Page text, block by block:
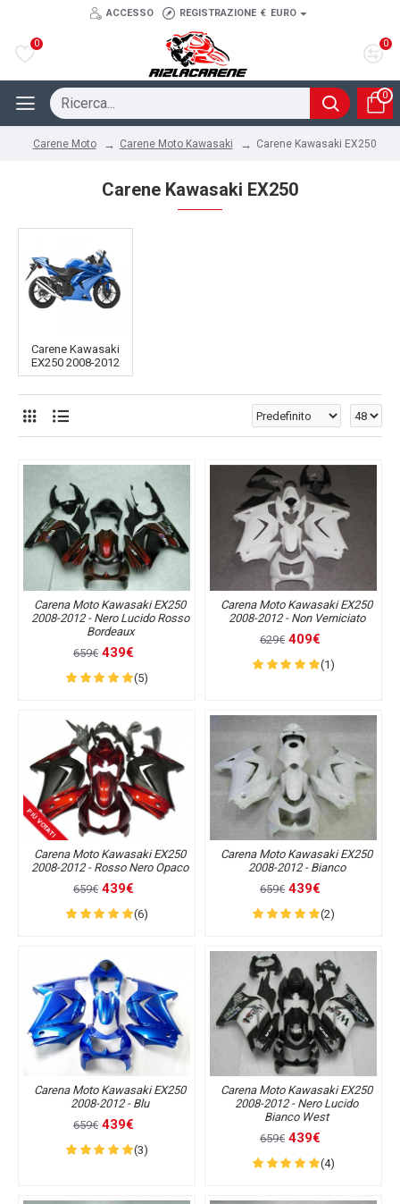
ACCESSO REGISTRAZIONE € EURO
0 0
0
Carene Moto Carene Moto Kawasaki Carene Kawasaki EX250
Carene Kawasaki EX250
Carene Kawasaki
EX250 2008-2012
Carena Moto Kawasaki EX250
2008-2012 - Nero Lucido Rosso
Bordeaux
659€ 439€
(5)
Carena Moto Kawasaki EX250
2008-2012 - Non Verniciato
629€ 409€
(1)
PIÙ VOTATI
Carena Moto Kawasaki EX250
2008-2012 - Rosso Nero Opaco
659€ 439€
(6)
Carena Moto Kawasaki EX250
2008-2012 - Bianco
659€ 439€
(2)
Carena Moto Kawasaki EX250
2008-2012 - Blu
659€ 439€
(3)
Carena Moto Kawasaki EX250
2008-2012 - Nero Lucido
Bianco West
659€ 439€
(4)